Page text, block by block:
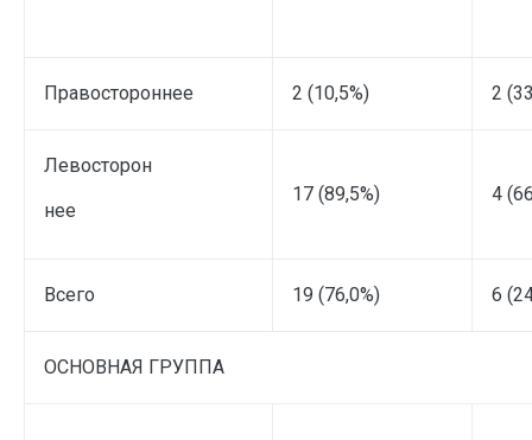
Правостороннее 2 (10,5%) 2
Левосторон
нее
17 (89,5%) 4
Всего 19 (76,0%) 6
ОСНОВНАЯ ГРУППА